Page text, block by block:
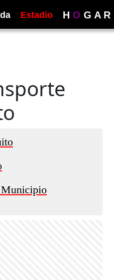
Estadio H O G A R
Municipio